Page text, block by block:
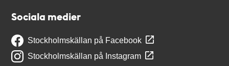
Sociala medier
Stockholmskällan på Facebook
Stockholmskällan på Instagram